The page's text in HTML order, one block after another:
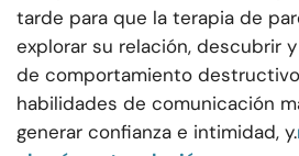
tarde para que la terapia de
explorar su relación, descubrir
de comportamiento
habilidades de comunicación
generar confianza e intimidad, y.